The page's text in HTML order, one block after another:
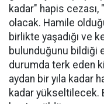
kadar" hapis cezası,
olacak. Hamile
birlikte yaşadığı ve
bulunduğunu bildiği
durumda terk eden
aydan bir yıla kadar
kadar yükseltilecek.